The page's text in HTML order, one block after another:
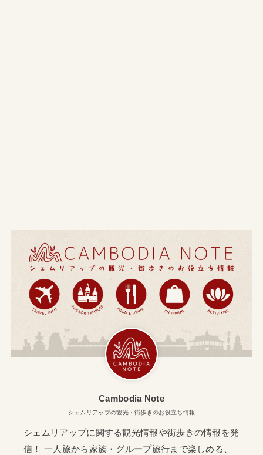
Cambodia Note
シェムリアップの観光・街歩きのお役立ち情報
シェムリアップに関する観光情報や街歩きの情報を発
信！ 一人旅から家族・グループ旅行まで楽しめる、